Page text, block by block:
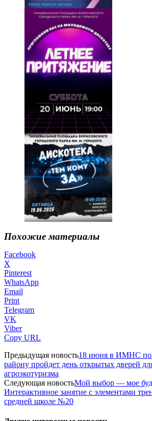
Похожие материалы
Facebook
X
Pinterest
WhatsApp
Email
Print
Telegram
VK
Viber
Copy URL
Предыдущая новость18 июня в ИМНС по
району пройдет день открытых дверей
агроэкотуризма
Следующая новостьМой выбор — мое
Интерактивное занятие с элементами
средней школе №20